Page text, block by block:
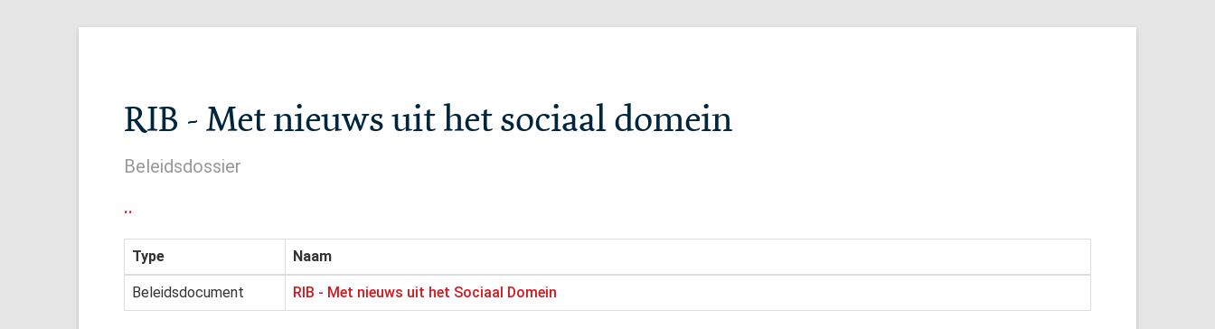
RIB - Met nieuws uit het sociaal domein
Beleidsdossier
..
Type Naam
Beleidsdocument RIB - Met nieuws uit het Sociaal Domein